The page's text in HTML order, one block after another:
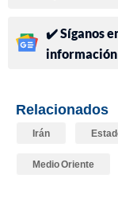
✔️ Síganos
información
Relacionados
Irán
Medio Oriente